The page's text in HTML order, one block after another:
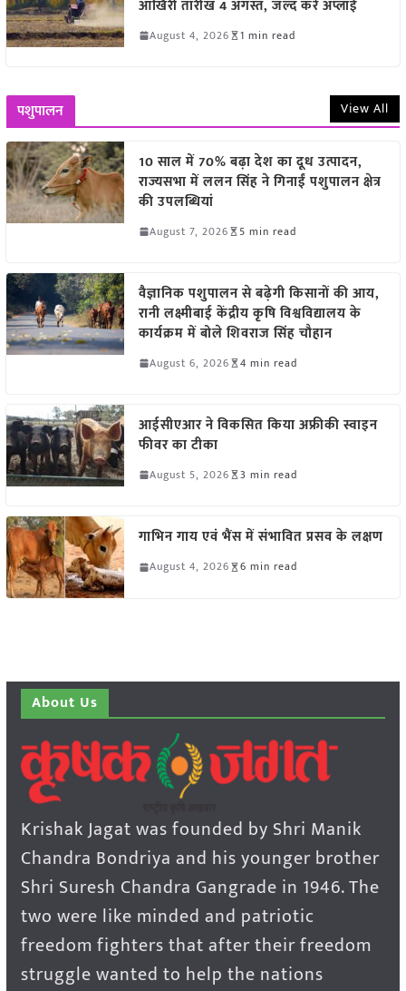
आखिरी तारीख 4 अगस्त, जल्द करें अप्लाई
August 4, 2026 1 min read
पशुपालन View All
10 साल में 70% बढ़ा देश का दूध उत्पादन,
राज्यसभा में ललन सिंह ने गिनाईं पशुपालन क्षेत्र
की उपलब्धियां
August 7, 2026 5 min read
वैज्ञानिक पशुपालन से बढ़ेगी किसानों की आय,
रानी लक्ष्मीबाई केंद्रीय कृषि विश्वविद्यालय के
कार्यक्रम में बोले शिवराज सिंह चौहान
August 6, 2026 4 min read
आईसीएआर ने विकसित किया अफ्रीकी स्वाइन
फीवर का टीका
August 5, 2026 3 min read
गाभिन गाय एवं भैंस में संभावित प्रसव के लक्षण
August 4, 2026 6 min read
About Us
Krishak Jagat was founded by Shri Manik
Chandra Bondriya and his younger brother
Shri Suresh Chandra Gangrade in 1946. The
two were like minded and patriotic
freedom fighters that after their freedom
struggle wanted to help the nations